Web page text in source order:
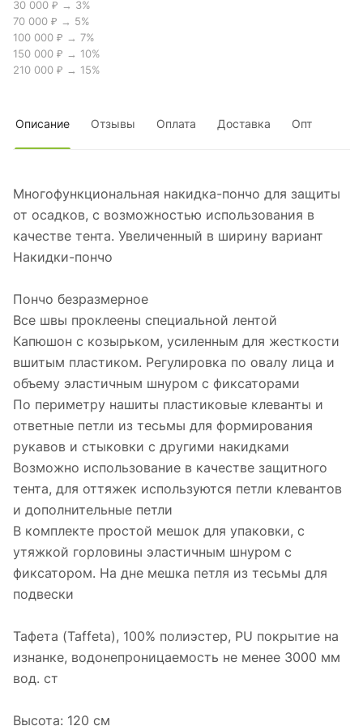
30 000 ₽ → 3%
70 000 ₽ → 5%
100 000 ₽ → 7%
150 000 ₽ → 10%
210 000 ₽ → 15%
Описание Отзывы Оплата Доставка Опт
Многофункциональная накидка-пончо для защиты
от осадков, с возможностью использования в
качестве тента. Увеличенный в ширину вариант
Накидки-пончо
Пончо безразмерное
Все швы проклеены специальной лентой
Капюшон с козырьком, усиленным для жесткости
вшитым пластиком. Регулировка по овалу лица и
объему эластичным шнуром с фиксаторами
По периметру нашиты пластиковые клеванты и
ответные петли из тесьмы для формирования
рукавов и стыковки с другими накидками
Возможно использование в качестве защитного
тента, для оттяжек используются петли клевантов
и дополнительные петли
В комплекте простой мешок для упаковки, с
утяжкой горловины эластичным шнуром с
фиксатором. На дне мешка петля из тесьмы для
подвески
Тафета (Taffeta), 100% полиэстер, PU покрытие на
изнанке, водонепроницаемость не менее 3000 мм
вод. ст
Высота: 120 см